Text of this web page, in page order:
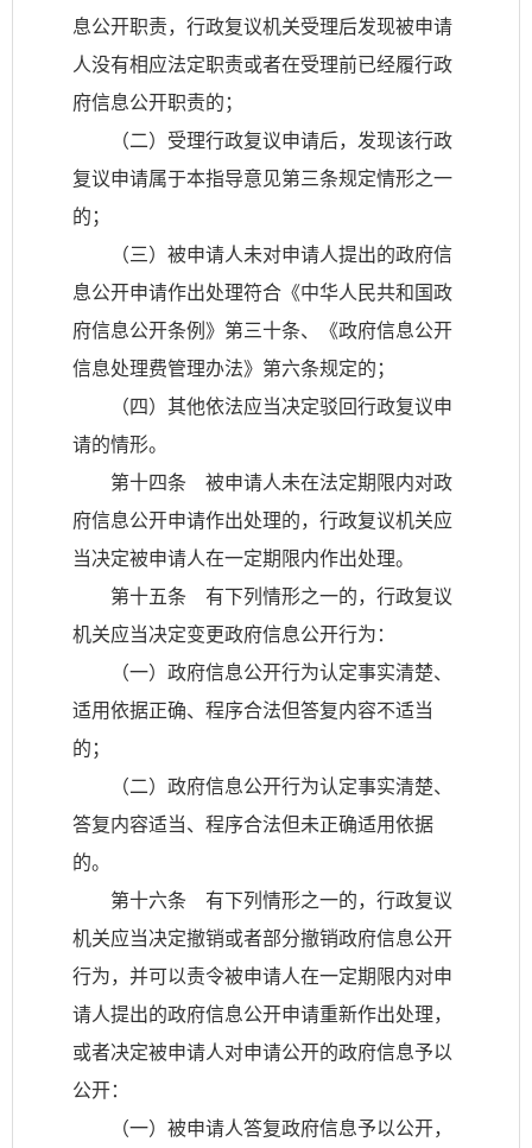
息公开职责，行政复议机关受理后发现被申请
人没有相应法定职责或者在受理前已经履行政
府信息公开职责的；
（二）受理行政复议申请后，发现该行政
复议申请属于本指导意见第三条规定情形之一
的；
（三）被申请人未对申请人提出的政府信
息公开申请作出处理符合《中华人民共和国政
府信息公开条例》第三十条、《政府信息公开
信息处理费管理办法》第六条规定的；
（四）其他依法应当决定驳回行政复议申
请的情形。
第十四条 被申请人未在法定期限内对政
府信息公开申请作出处理的，行政复议机关应
当决定被申请人在一定期限内作出处理。
第十五条 有下列情形之一的，行政复议
机关应当决定变更政府信息公开行为：
（一）政府信息公开行为认定事实清楚、
适用依据正确、程序合法但答复内容不适当
的；
（二）政府信息公开行为认定事实清楚、
答复内容适当、程序合法但未正确适用依据
的。
第十六条 有下列情形之一的，行政复议
机关应当决定撤销或者部分撤销政府信息公开
行为，并可以责令被申请人在一定期限内对申
请人提出的政府信息公开申请重新作出处理，
或者决定被申请人对申请公开的政府信息予以
公开：
（一）被申请人答复政府信息予以公开，